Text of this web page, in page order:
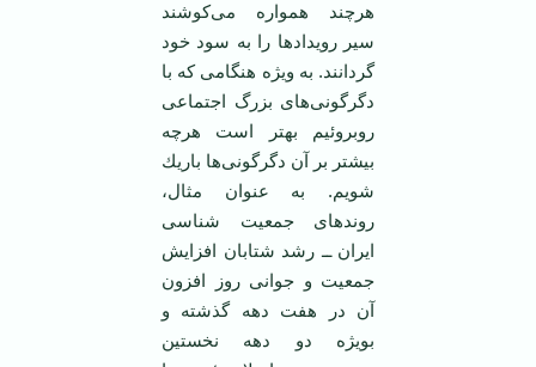
هرچند همواره می‌كوشند
سیر رویدادها را به سود خود
گردانند.‏ به ویژه هنگامی كه با
دگرگونی‌های بزرگ اجتماعی
روبروئیم بهتر است هرچه
بیشتر بر آن دگرگونی‌ها باریك
‏شویم. به عنوان مثال،
روندهای جمعیت شناسی
ایران ــ رشد شتابان افزایش
جمعیت و جوانی روز افزون
‏آن در هفت دهه گذشته و
بویژه دو دهه نخستین